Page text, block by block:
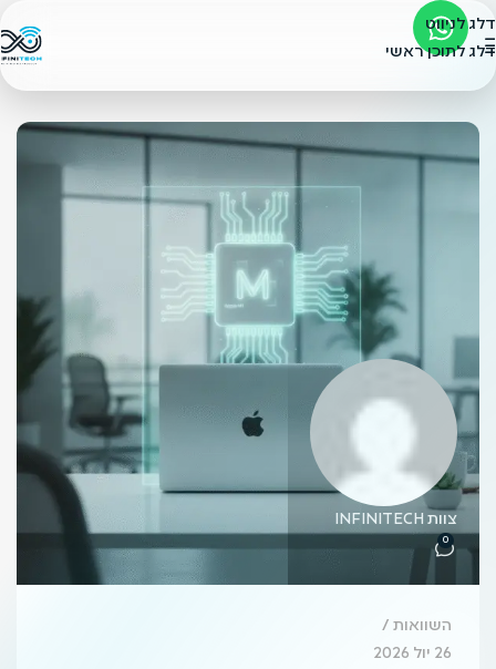
דלג לניווט
דלג לתוכן ראשי
צוות INFINITECH
0
השוואות
26 יול 2026